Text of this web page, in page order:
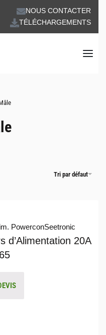
NOUS CONTACTER
TÉLÉCHARGEMENTS
Tri par défaut
PowerconSeetronic
d’Alimentation 20A